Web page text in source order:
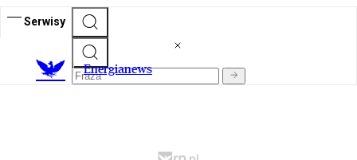
Serwisy
Energianews